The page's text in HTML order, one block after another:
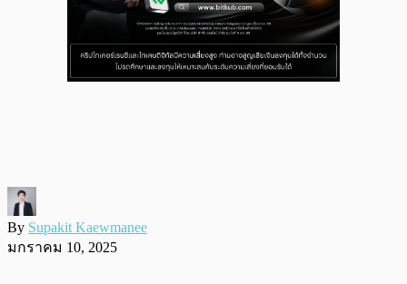
By Supakit Kaewmanee
มกราคม 10, 2025